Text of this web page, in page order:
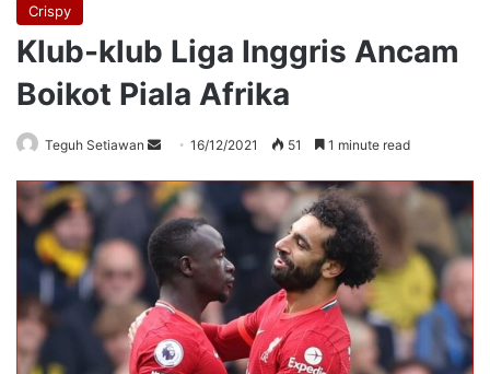
Crispy
Klub-klub Liga Inggris Ancam
Boikot Piala Afrika
Teguh Setiawan
Send
email
16/12/2021 51 1 minute read